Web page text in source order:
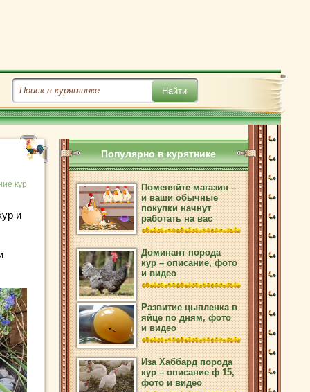
кур
и
Популярно в курятнике
Поменяйте магазин –
и ваши обычные
покупки начнут
работать на вас
Доминант порода
кур – описание, фото
и видео
Развитие цыпленка в
яйце по дням, фото
и видео
Иза Хаббард порода
кур – описание ф 15,
фото и видео